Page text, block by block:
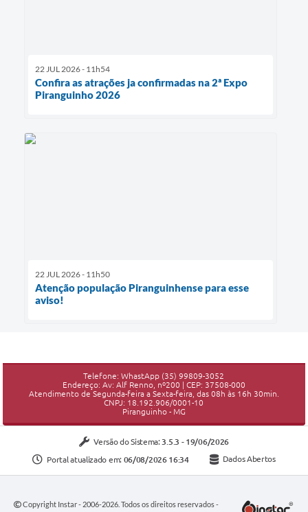
22 JUL 2026 - 11h54
Confira as atrações ja confirmadas na 2ª Expo
Piranguinho 2026
22 JUL 2026 - 11h50
Atenção população Piranguinhense para esse
aviso!
Telefone: WhastApp (35) 99809-3052
Endereço: Av: Alf Renno, nº200 | CEP: 37508-000
Atendimento de Segunda-feira a Sexta-feira, das 08h às 16h 30min.
CNPJ: 18.192.906/0001-10
Piranguinho - MG
Versão do Sistema: 3.5.3 - 19/06/2026
Portal atualizado em: 06/08/2026 16:34 Dados Abertos
Copyright Instar - 2006-2026. Todos os direitos reservados -